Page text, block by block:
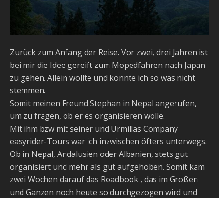
Zurück zum Anfang der Reise. Vor zwei, drei Jahren ist
bei mir die Idee gereift zum Mopedfahren nach Japan
zu gehen. Allein wollte und konnte ich so was nicht
stemmen.
Somit meinen Freund Stephan in Nepal angerufen,
um zu fragen, ob er es organisieren wolle.
Mit ihm bzw mit seiner und Urmillas Company
easyrider-Tours war ich inzwischen öfters unterwegs.
Ob in Nepal, Andalusien oder Albanien, stets gut
organisiert und mehr als gut aufgehoben. Somit kam
zwei Wochen darauf das Roadbook , das im Großen
und Ganzen noch heute so durchgezogen wird und